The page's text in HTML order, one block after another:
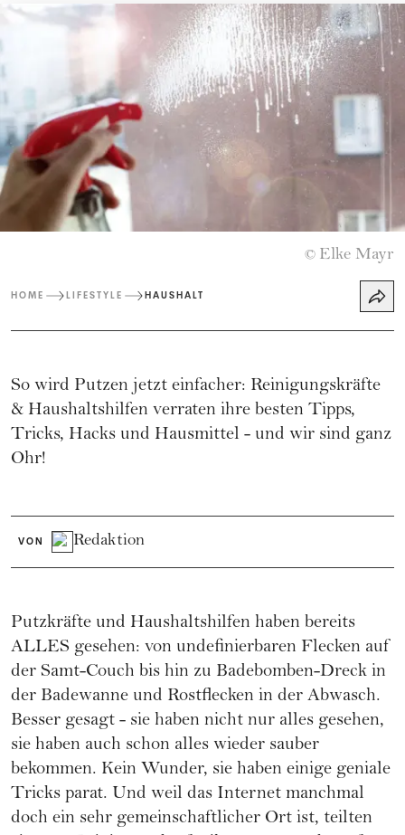
© Elke Mayr
HOME LIFESTYLE HAUSHALT
So wird Putzen jetzt einfacher: Reinigungskräfte
& Haushaltshilfen verraten ihre besten Tipps,
Tricks, Hacks und Hausmittel - und wir sind ganz
Ohr!
VON Redaktion
Putzkräfte und Haushaltshilfen haben bereits
ALLES gesehen: von undefinierbaren Flecken auf
der Samt-Couch bis hin zu Badebomben-Dreck in
der Badewanne und Rostflecken in der Abwasch.
Besser gesagt - sie haben nicht nur alles gesehen,
sie haben auch schon alles wieder sauber
bekommen. Kein Wunder, sie haben einige geniale
Tricks parat. Und weil das Internet manchmal
doch ein sehr gemeinschaftlicher Ort ist, teilten